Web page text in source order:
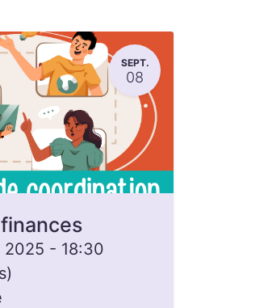
SEPT.
08
2025 - 18:30
)